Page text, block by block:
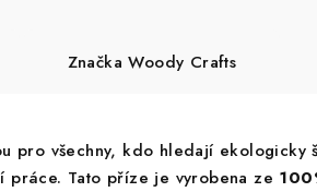
Značka Woody Crafts
pro všechny, kdo hledají ekologicky
práce. Tato příze je vyrobena ze